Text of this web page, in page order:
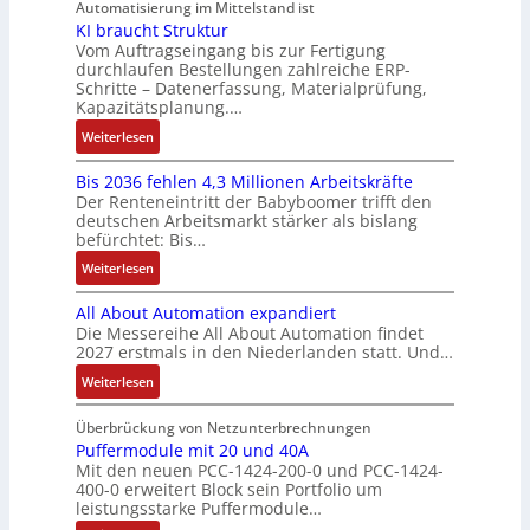
e
E
n
t
w
i
c
k
l
u
n
g
P
o
s
i
t
i
v
e
M
o
m
e
n
t
a
u
f
n
a
h
m
e
,
b
o
t
i
k
o
n
i
n
F
a
n
u
c
C
N
C
-
S
y
s
t
e
m
e
i
k
-
G
e
s
c
h
ä
f
t
s
f
h
r
e
r
u
m
V
o
S
y
s
t
è
m
e
s
:
Q
2
-
E
r
g
e
b
n
i
s
s
e
b
e
e
r
V
e
r
t
r
i
e
b
s
-
u
n
d
M
a
r
k
e
t
i
n
Automatisierung im Mittelstand ist
KI braucht Struktur
Vom Auftragseingang bis zur Fertigung
durchlaufen Bestellungen zahlreiche ERP-
Schritte – Datenerfassung, Materialprüfung,
Kapazitätsplanung.…
Weiterlesen:
K
I
b
r
a
u
c
h
t
S
t
r
u
k
t
u
r
Bis 2036 fehlen 4,3 Millionen Arbeitskräfte
Der Renteneintritt der Babyboomer trifft den
deutschen Arbeitsmarkt stärker als bislang
befürchtet: Bis…
Weiterlesen:
B
i
s
2
0
3
6
f
e
h
l
All About Automation expandiert
Die Messereihe All About Automation findet
2027 erstmals in den Niederlanden statt. Und…
Weiterlesen:
A
l
l
A
b
o
Überbrückung von Netzunterbrechnungen
Puffermodule mit 20 und 40A
Mit den neuen PCC-1424-200-0 und PCC-1424-
400-0 erweitert Block sein Portfolio um
leistungsstarke Puffermodule…